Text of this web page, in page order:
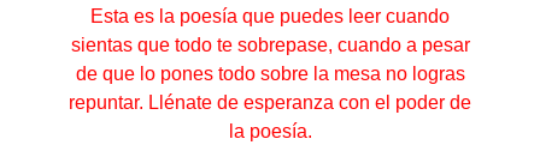
Esta es la poesía que puedes leer cuando
sientas que todo te sobrepase, cuando a pesar
de que lo pones todo sobre la mesa no logras
repuntar. Llénate de esperanza con el poder de
la poesía.